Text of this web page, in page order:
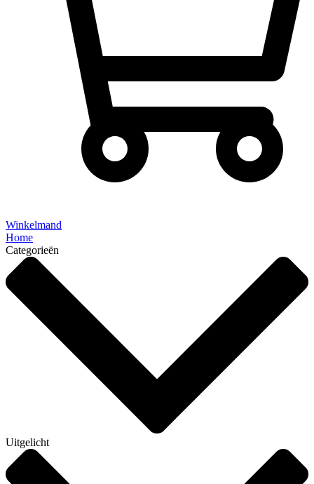
Winkelmand
Home
Categorieën
Uitgelicht